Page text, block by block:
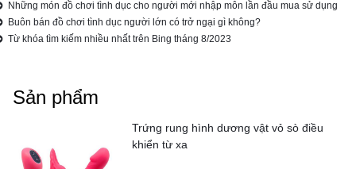
Những món đồ chơi tình dục cho người mới nhập môn lần đầu mua sử dụng
Buôn bán đồ chơi tình dục người lớn có trở ngại gì không?
Từ khóa tìm kiếm nhiều nhất trên Bing tháng 8/2023
Sản phẩm
Trứng rung hình dương vật vỏ sò điều
khiển từ xa